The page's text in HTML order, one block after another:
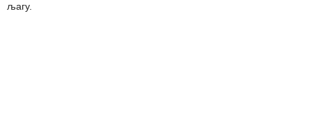
љагу.